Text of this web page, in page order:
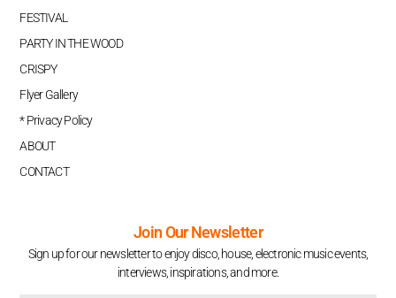
FESTIVAL
PARTY IN THE WOOD
CRISPY
Flyer Gallery
* Privacy Policy
ABOUT
CONTACT
Join Our Newsletter
Sign up for our newsletter to enjoy disco, house, electronic music events,
interviews, inspirations, and more.